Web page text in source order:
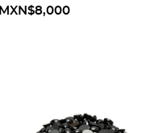
MXN$8,000